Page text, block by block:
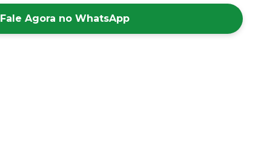
Fale Agora no WhatsApp